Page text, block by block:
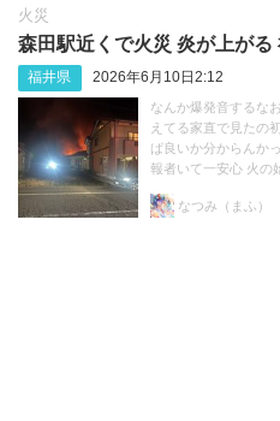
火災
森田駅近くで火災 炎が上がる
福井県 2026年6月10日2:12
なんか爆発音するな
えてる家直で見たの
ば良いか分からんか
報者いて一安心 火の
なつみ（まふ）